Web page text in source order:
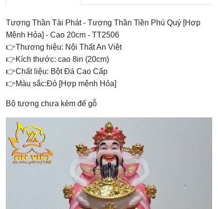
Tượng Thần Tài Phát - Tượng Thần Tiền Phú Quý [Hợp
Mệnh Hỏa] - Cao 20cm - TT2506
👉Thương hiệu: Nội Thất An Việt
👉Kích thước: cao 8in (20cm)
👉Chất liệu: Bột Đá Cao Cấp
👉Màu sắc:Đỏ [Hợp mệnh Hỏa]
Bộ tượng chưa kèm đế gỗ